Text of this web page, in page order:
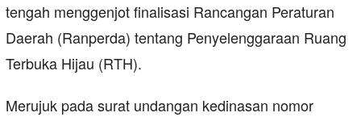
tengah menggenjot finalisasi Rancangan Peraturan
Daerah (Ranperda) tentang Penyelenggaraan Ruang
Terbuka Hijau (RTH).
​Merujuk pada surat undangan kedinasan nomor